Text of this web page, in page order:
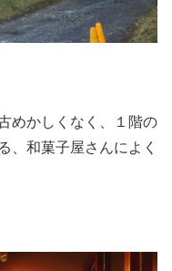
めかしくなく、１階の
、和菓子屋さんによく